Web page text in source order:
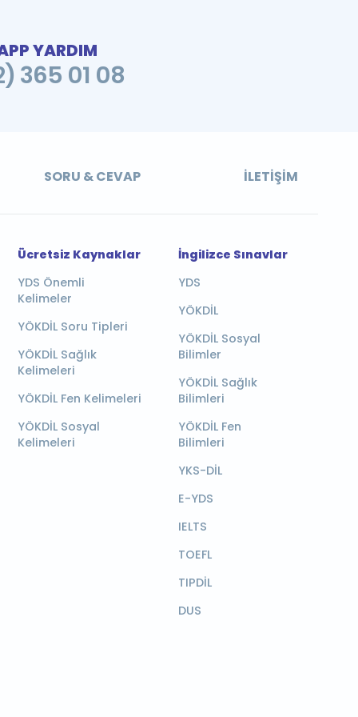
YARDIM
365 01 08
SORU & CEVAP İLETIŞIM
Ücretsiz Kaynaklar
YDS Önemli
Kelimeler
YÖKDİL Soru Tipleri
YÖKDİL Sağlık
Kelimeleri
YÖKDİL Fen Kelimeleri
YÖKDİL Sosyal
Kelimeleri
İngilizce Sınavlar
YDS
YÖKDİL
YÖKDİL Sosyal
Bilimler
YÖKDİL Sağlık
Bilimleri
YÖKDİL Fen
Bilimleri
YKS-DİL
E-YDS
IELTS
TOEFL
TIPDİL
DUS